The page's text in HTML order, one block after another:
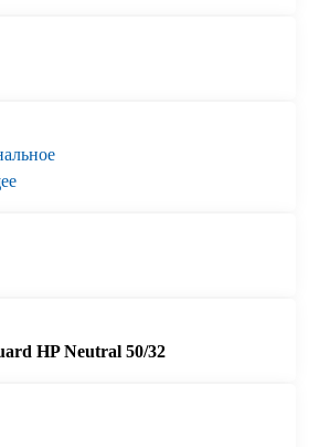
и интерьера
оборудования и бытовой техники
HP Neutral 50/32